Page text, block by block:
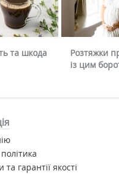
та шкода
Розтяжки
із цим
та гарантії якості